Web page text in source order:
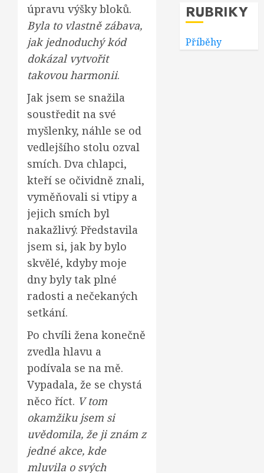
úpravu výšky bloků.
Byla to vlastně zábava,
jak jednoduchý kód
dokázal vytvořit
takovou harmonii.
Jak jsem se snažila
soustředit na své
myšlenky, náhle se od
vedlejšího stolu ozval
smích. Dva chlapci,
kteří se očividně znali,
vyměňovali si vtipy a
jejich smích byl
nakažlivý. Představila
jsem si, jak by bylo
skvělé, kdyby moje
dny byly tak plné
radosti a nečekaných
setkání.
Po chvíli žena konečně
zvedla hlavu a
podívala se na mě.
Vypadala, že se chystá
něco říct. V tom
okamžiku jsem si
uvědomila, že ji znám z
jedné akce, kde
mluvila o svých
RUBRIKY
Příběhy